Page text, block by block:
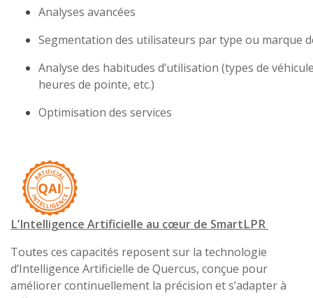
Analyses avancées
Segmentation des utilisateurs par type ou marque
Analyse des habitudes d’utilisation (types de
heures de pointe, etc.)
Optimisation des services
L’Intelligence Artificielle au cœur de SmartLPR
Toutes ces capacités reposent sur la technologie
d’Intelligence Artificielle de Quercus, conçue pour
améliorer continuellement la précision et s’adapter à